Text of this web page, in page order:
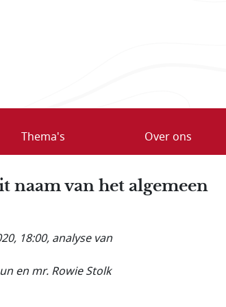
Thema's Over ons
naam van het algemeen
18:00, analyse van
en mr. Rowie Stolk